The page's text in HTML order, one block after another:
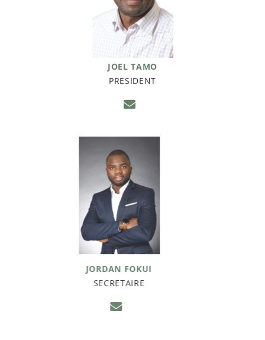
JOEL TAMO
PRESIDENT
JORDAN FOKUI
SECRETAIRE